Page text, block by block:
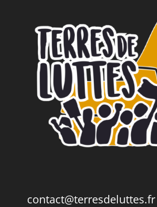
contact@terresdeluttes.fr